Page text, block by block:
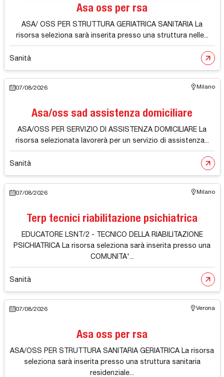
Asa oss per rsa
ASA/ OSS PER STRUTTURA GERIATRICA SANITARIA La
risorsa seleziona sarà inserita presso una struttura nelle...
Sanità
07/08/2026 Milano
Asa/oss sad assistenza domiciliare
ASA/OSS PER SERVIZIO DI ASSISTENZA DOMICILIARE La
risorsa selezionata lavorerà per un servizio di assistenza...
Sanità
07/08/2026 Milano
Terp tecnici riabilitazione psichiatrica
EDUCATORE LSNT/2 - TECNICO DELLA RIABILITAZIONE
PSICHIATRICA La risorsa seleziona sarà inserita presso una
COMUNITA'...
Sanità
07/08/2026 Verona
Asa oss per rsa
ASA/OSS PER STRUTTURA SANITARIA GERIATRICA La risorsa
seleziona sarà inserita presso una struttura sanitaria
residenziale...